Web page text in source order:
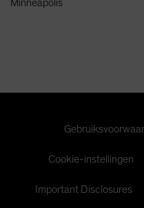
Spain
Taiwan - 台灣
Minneapolis
Cookie-instellingen
Important Disclosures